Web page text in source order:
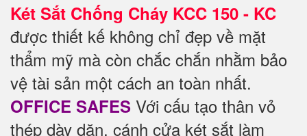
Két Sắt Chống Cháy KCC 150 - KC
được thiết kế không chỉ đẹp về mặt
thẩm mỹ mà còn chắc chắn nhằm bảo
vệ tài sản một cách an toàn nhất.
OFFICE SAFES Với cấu tạo thân vỏ
thép dày dặn, cánh cửa két sắt làm